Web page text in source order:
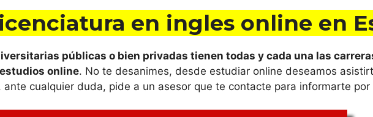
en ingles online en
públicas o bien privadas tienen todas y cada una las
online. No te desanimes, desde estudiar online deseamos
cualquier duda, pide a un asesor que te contacte para informarte